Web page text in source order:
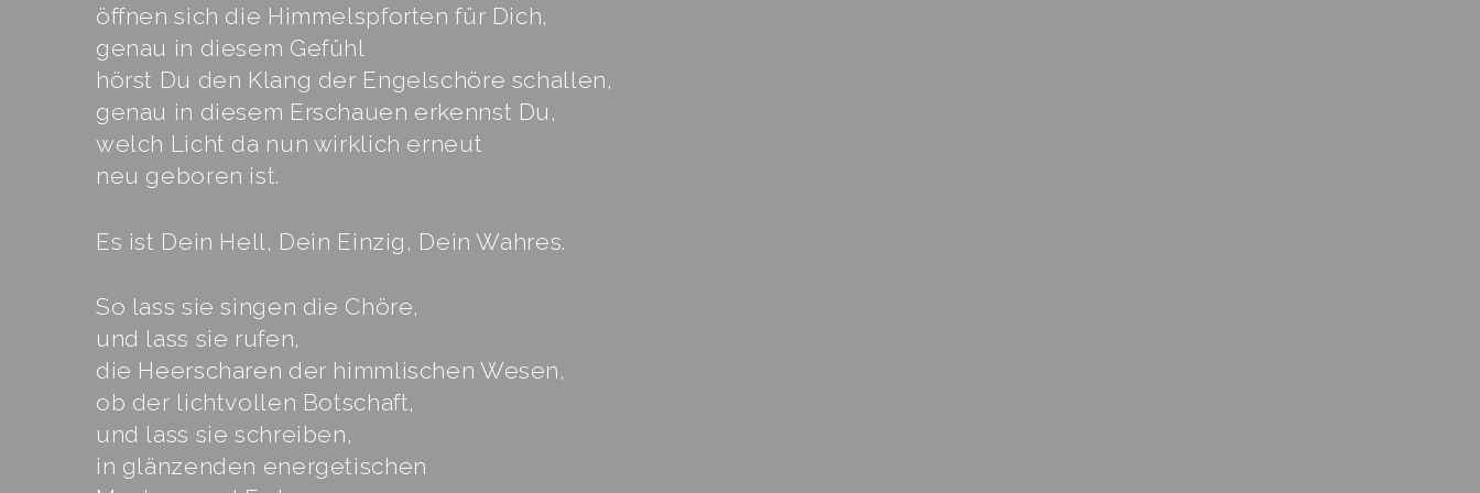
öffnen sich die Himmelspforten für Dich,
genau in diesem Gefühl
hörst Du den Klang der Engelschöre schallen,
genau in diesem Erschauen erkennst Du,
welch Licht da nun wirklich erneut
neu geboren ist.
Es ist Dein Hell, Dein Einzig, Dein Wahres.
So lass sie singen die Chöre,
und lass sie rufen,
die Heerscharen der himmlischen Wesen,
ob der lichtvollen Botschaft,
und lass sie schreiben,
in glänzenden energetischen